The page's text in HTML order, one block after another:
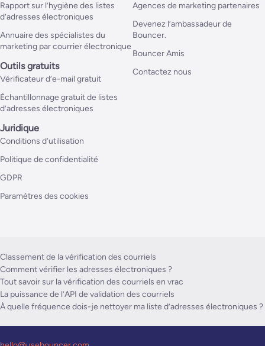
Rapport sur l’hygiène des listes
d’adresses électroniques
Annuaire des spécialistes du
marketing par courrier électronique
Outils gratuits
Vérificateur d’e-mail gratuit
Échantillonnage gratuit de listes
d’adresses électroniques
Agences de marketing partenaires
Devenez l’ambassadeur de
Bouncer.
Bouncer Amis
Contactez nous
Juridique
Conditions d’utilisation
Politique de confidentialité
GDPR
Paramètres des cookies
Classement de la vérification des courriels
Comment vérifier les adresses électroniques ?
Tout savoir sur la vérification des courriels en vrac
La puissance de l’API de validation des courriels
À quelle fréquence dois-je nettoyer ma liste d’adresses électroniques ?